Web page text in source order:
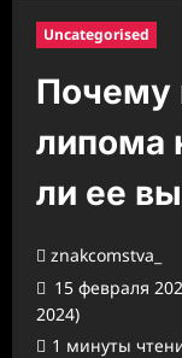
Uncategorised
Почему
липома
ли ее
znakcomstva_
15 февраля
2024)
1 минуты